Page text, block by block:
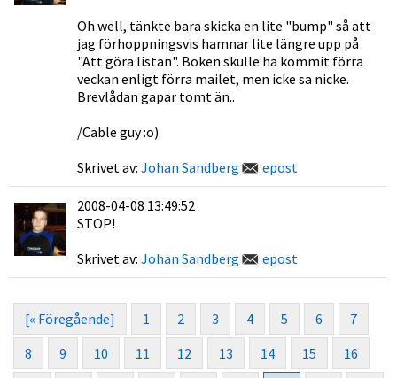
Oh well, tänkte bara skicka en lite "bump" så att
jag förhoppningsvis hamnar lite längre upp på
"Att göra listan". Boken skulle ha kommit förra
veckan enligt förra mailet, men icke sa nicke.
Brevlådan gapar tomt än..
/Cable guy :o)
Skrivet av: Johan Sandberg epost
2008-04-08 13:49:52
STOP!
Skrivet av: Johan Sandberg epost
[« Föregående] 1 2 3 4 5 6
7
8
9 10 11 12 13 14 15
16